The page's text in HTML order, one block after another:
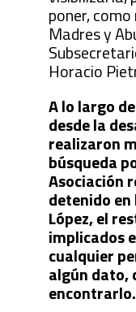
poner,
Madres y
Horacio
A lo largo
desde la
realizaron
búsqueda
Asociación
detenido en
López, el
implicados
cualquier
algún dato,
encontrarlo.